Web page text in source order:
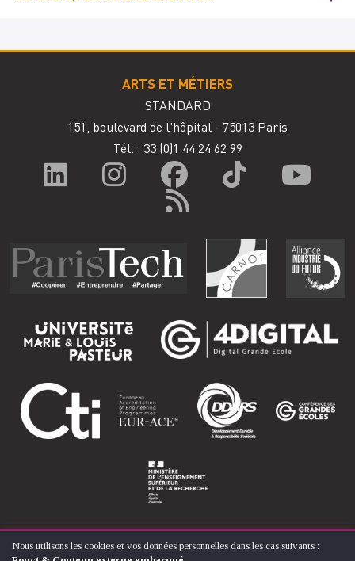
ARTS ET MÉTIERS
STANDARD
151, boulevard de l'hôpital - 75013 Paris
Tél. : 33 (0)1 44 24 62 99
UTILISATION
Nous utilisons les cookies et vos données personnelles dans les cas suivants :